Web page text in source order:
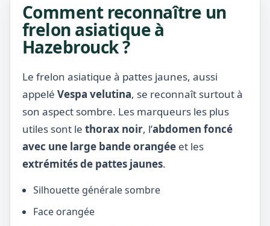
Comment reconnaître un
frelon asiatique à
Hazebrouck ?
Le frelon asiatique à pattes jaunes, aussi
appelé Vespa velutina, se reconnaît surtout à
son aspect sombre. Les marqueurs les plus
utiles sont le thorax noir, l’abdomen foncé
avec une large bande orangée et les
extrémités de pattes jaunes.
Silhouette générale sombre
Face orangée